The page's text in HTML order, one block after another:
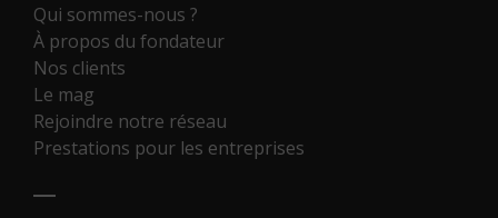
Qui sommes-nous ?
À propos du fondateur
Nos clients
Le mag
Rejoindre notre réseau
Prestations pour les entreprises